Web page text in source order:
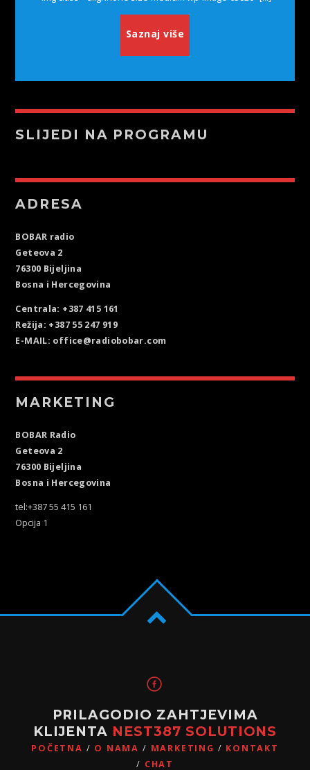
Saznaj više
SLIJEDI NA PROGRAMU
ADRESA
BOBAR radio
Geteova 2
76300 Bijeljina
Bosna i Hercegovina
Centrala: +387 415 161
Režija: +387 55 247 919
E-MAIL: office@radiobobar.com
MARKETING
BOBAR Radio
Geteova 2
76300 Bijeljina
Bosna i Hercegovina
tel:+387 55 415 161
Opcija 1
PRILAGODIO ZAHTJEVIMA
KLIJENTA NEST387 SOLUTIONS
POČETNA O NAMA MARKETING
KONTAKT
CHAT